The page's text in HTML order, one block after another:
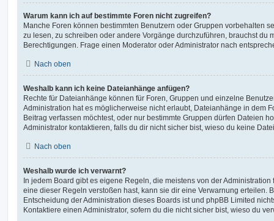
Warum kann ich auf bestimmte Foren nicht zugreifen?
Manche Foren können bestimmten Benutzern oder Gruppen vorbehalten
zu lesen, zu schreiben oder andere Vorgänge durchzuführen, brauchst du
Berechtigungen. Frage einen Moderator oder Administrator nach
Nach oben
Weshalb kann ich keine Dateianhänge anfügen?
Rechte für Dateianhänge können für Foren, Gruppen und einzelne
Administration hat es möglicherweise nicht erlaubt, Dateianhänge in dem
Beitrag verfassen möchtest, oder nur bestimmte Gruppen dürfen Dateien
Administrator kontaktieren, falls du dir nicht sicher bist, wieso du keine
Nach oben
Weshalb wurde ich verwarnt?
In jedem Board gibt es eigene Regeln, die meistens von der
eine dieser Regeln verstoßen hast, kann sie dir eine Verwarnung erteilen.
Entscheidung der Administration dieses Boards ist und phpBB Limited
Kontaktiere einen Administrator, sofern du die nicht sicher bist, wieso du